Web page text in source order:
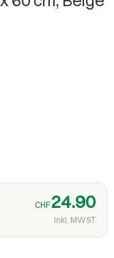
CHF24.90
inkl. MWST